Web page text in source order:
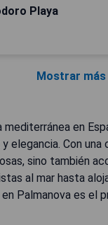
Playa
Mostrar más
en
elegancia. Con
sino también
al mar hasta
Palmanova es el